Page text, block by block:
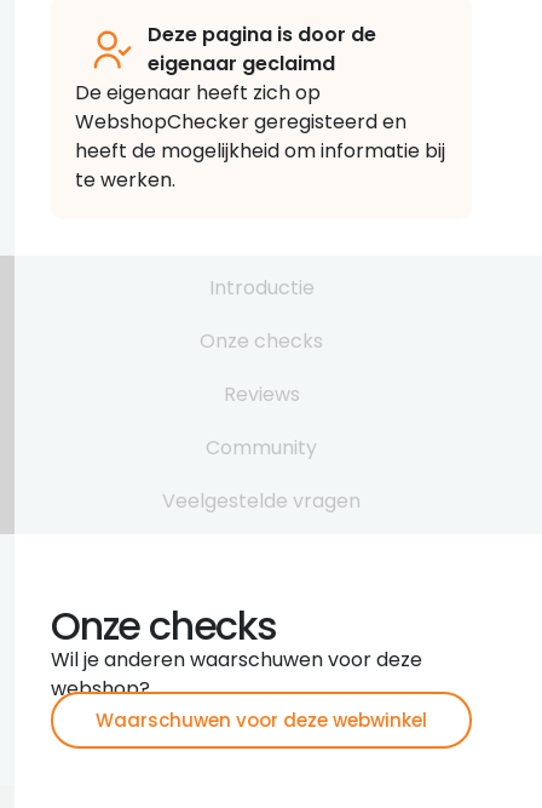
Deze pagina is door de
eigenaar geclaimd
De eigenaar heeft zich op
WebshopChecker geregisteerd en
heeft de mogelijkheid om informatie bij
te werken.
Introductie
Onze checks
Reviews
Community
Veelgestelde vragen
Onze checks
Wil je anderen waarschuwen voor deze
webshop?
Waarschuwen voor deze webwinkel